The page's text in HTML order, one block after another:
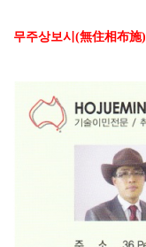
무주상보시(無住相布施)